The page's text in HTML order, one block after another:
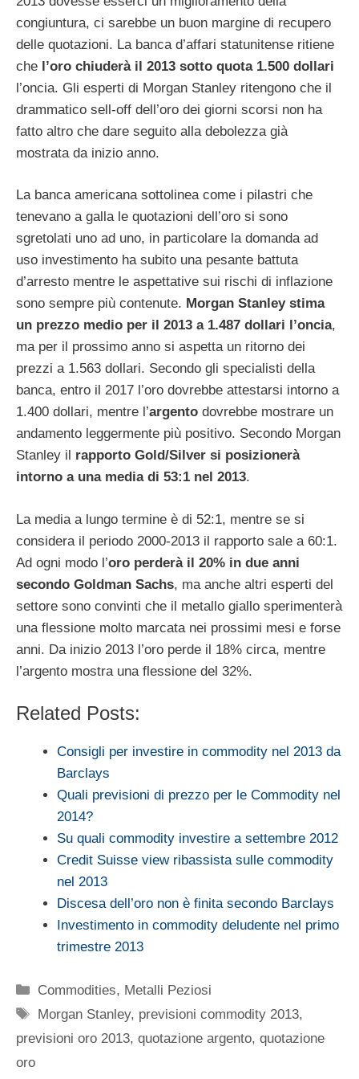
congiuntura, ci sarebbe un buon margine di recupero
delle quotazioni. La banca d’affari statunitense ritiene
che l’oro chiuderà il 2013 sotto quota 1.500 dollari
l’oncia. Gli esperti di Morgan Stanley ritengono che il
drammatico sell-off dell’oro dei giorni scorsi non ha
fatto altro che dare seguito alla debolezza già
mostrata da inizio anno.
La banca americana sottolinea come i pilastri che
tenevano a galla le quotazioni dell’oro si sono
sgretolati uno ad uno, in particolare la domanda ad
uso investimento ha subito una pesante battuta
d’arresto mentre le aspettative sui rischi di inflazione
sono sempre più contenute. Morgan Stanley stima
un prezzo medio per il 2013 a 1.487 dollari l’oncia,
ma per il prossimo anno si aspetta un ritorno dei
prezzi a 1.563 dollari. Secondo gli specialisti della
banca, entro il 2017 l’oro dovrebbe attestarsi intorno a
1.400 dollari, mentre l’argento dovrebbe mostrare un
andamento leggermente più positivo. Secondo Morgan
Stanley il rapporto Gold/Silver si posizionerà
intorno a una media di 53:1 nel 2013.
La media a lungo termine è di 52:1, mentre se si
considera il periodo 2000-2013 il rapporto sale a 60:1.
Ad ogni modo l’oro perderà il 20% in due anni
secondo Goldman Sachs, ma anche altri esperti del
settore sono convinti che il metallo giallo sperimenterà
una flessione molto marcata nei prossimi mesi e forse
anni. Da inizio 2013 l’oro perde il 18% circa, mentre
l’argento mostra una flessione del 32%.
Related Posts:
Consigli per investire in commodity nel 2013 da
Barclays
Quali previsioni di prezzo per le Commodity nel
2014?
Su quali commodity investire a settembre 2012
Credit Suisse view ribassista sulle commodity
nel 2013
Discesa dell’oro non è finita secondo Barclays
Investimento in commodity deludente nel primo
trimestre 2013
Categorie
Commodities, Metalli Peziosi
Tag
Morgan Stanley, previsioni commodity 2013,
previsioni oro 2013, quotazione argento, quotazione
oro